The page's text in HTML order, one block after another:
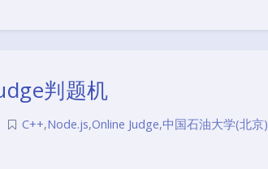
判题机
C++,Node.js,Online Judge,中国石油大学(北京)